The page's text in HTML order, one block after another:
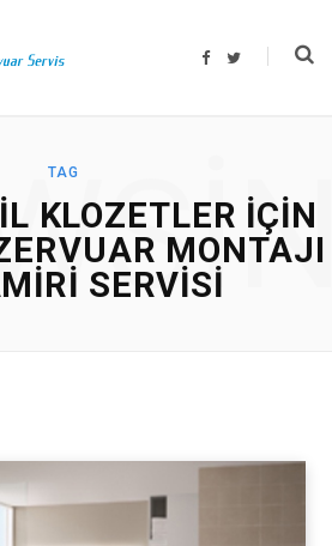
F
T
TAG
KLOZETLER IÇIN
MONTAJI
SERVISI